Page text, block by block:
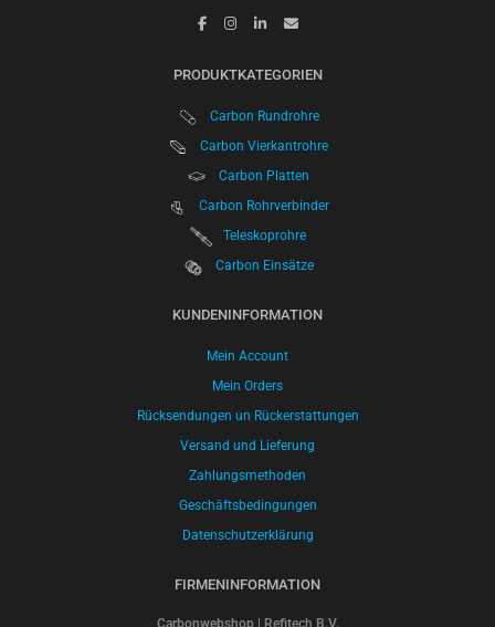
PRODUKTKATEGORIEN
Carbon Rundrohre
Carbon Vierkantrohre
Carbon Platten
Carbon Rohrverbinder
Teleskoprohre
Carbon Einsätze
KUNDENINFORMATION
Mein Account
Mein Orders
Rücksendungen un Rückerstattungen
Versand und Lieferung
Zahlungsmethoden
Geschäftsbedingungen
Datenschutzerklärung
FIRMENINFORMATION
Carbonwebshop | Refitech B.V.